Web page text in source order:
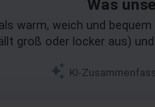
Was
warm, weich und
groß oder locker aus)
KI-